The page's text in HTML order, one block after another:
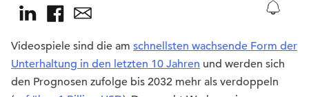
Videospiele sind die am schnellsten wachsende Form der
Unterhaltung in den letzten 10 Jahren und werden sich
den Prognosen zufolge bis 2032 mehr als verdoppeln